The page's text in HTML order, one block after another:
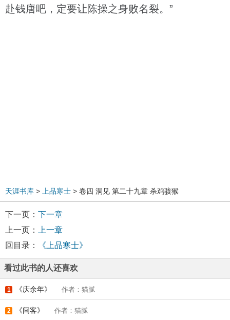
赴钱唐吧，定要让陈操之身败名裂。”
天涯书库 > 上品寒士 > 卷四 洞见 第二十九章 杀鸡骇猴
下一页： 下一章
上一页：
上一章
回目录：
《上品寒士》
看过此书的人还喜欢
1 《庆余年》 作者：猫腻
2 《间客》 作者：猫腻